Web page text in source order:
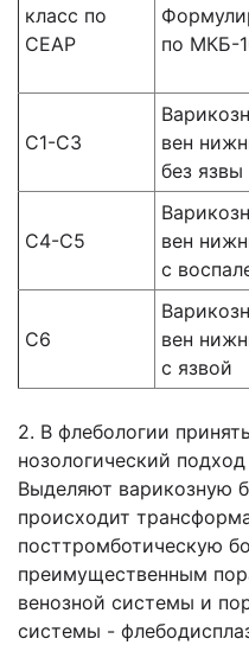
класс по
СЕАР
по МКБ-
С1-С3
вен
без
С4-С5
вен
с
С6
вен
с язвой
2. В флебологии
нозологический
Выделяют варикозную
происходит
посттромботическую
преимущественным
венозной системы и
системы -